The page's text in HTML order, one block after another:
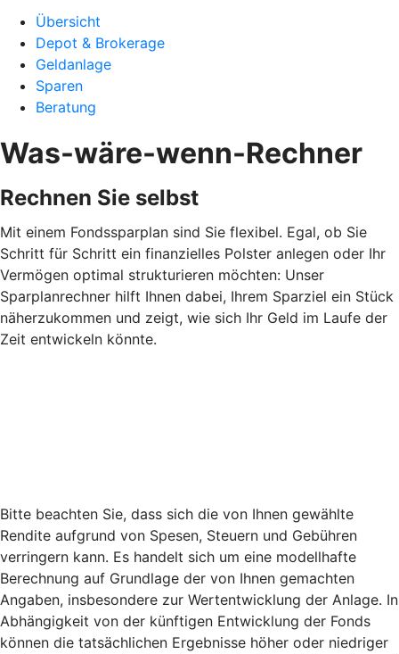
Übersicht
Depot & Brokerage
Geldanlage
Sparen
Beratung
Was-wäre-wenn-Rechner
Rechnen Sie selbst
Mit einem Fondssparplan sind Sie flexibel. Egal, ob Sie
Schritt für Schritt ein finanzielles Polster anlegen oder Ihr
Vermögen optimal strukturieren möchten: Unser
Sparplanrechner hilft Ihnen dabei, Ihrem Sparziel ein Stück
näherzukommen und zeigt, wie sich Ihr Geld im Laufe der
Zeit entwickeln könnte.
Bitte beachten Sie, dass sich die von Ihnen gewählte
Rendite aufgrund von Spesen, Steuern und Gebühren
verringern kann. Es handelt sich um eine modellhafte
Berechnung auf Grundlage der von Ihnen gemachten
Angaben, insbesondere zur Wertentwicklung der Anlage. In
Abhängigkeit von der künftigen Entwicklung der Fonds
können die tatsächlichen Ergebnisse höher oder niedriger